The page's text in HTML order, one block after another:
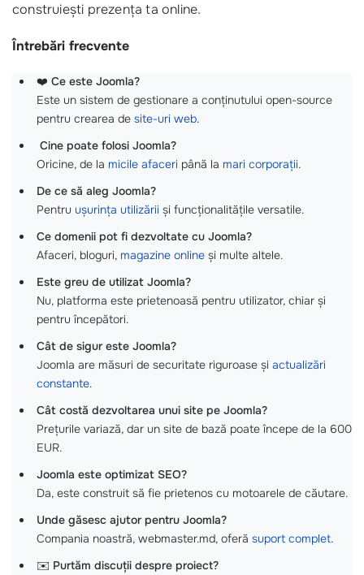
construiești prezența ta online.
Întrebări frecvente
❤️ Ce este Joomla?
Este un sistem de gestionare a conținutului open-source
pentru crearea de site-uri web.
Cine poate folosi Joomla?
Oricine, de la micile afaceri până la mari corporații.
De ce să aleg Joomla?
Pentru ușurința utilizării și funcționalitățile versatile.
Ce domenii pot fi dezvoltate cu Joomla?
Afaceri, bloguri, magazine online și multe altele.
Este greu de utilizat Joomla?
Nu, platforma este prietenoasă pentru utilizator, chiar și
pentru începători.
Cât de sigur este Joomla?
Joomla are măsuri de securitate riguroase și actualizări
constante.
Cât costă dezvoltarea unui site pe Joomla?
Prețurile variază, dar un site de bază poate începe de la 600
EUR.
Joomla este optimizat SEO?
Da, este construit să fie prietenos cu motoarele de căutare.
Unde găsesc ajutor pentru Joomla?
Compania noastră, webmaster.md, oferă suport complet.
✉️ Purtăm discuții despre proiect?